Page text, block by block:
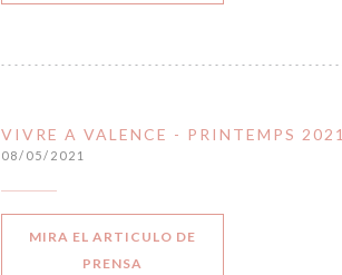
VIVRE A VALENCE - PRINTEMPS 2021
08/05/2021
MIRA EL ARTICULO DE
PRENSA